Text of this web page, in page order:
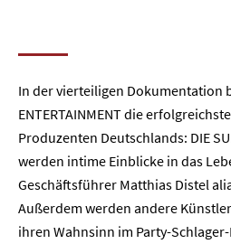
In der vierteiligen Dokumentation
ENTERTAINMENT die
Produzenten Deutschlands: DIE
werden intime Einblicke in das
Geschäftsführer Matthias Distel
Außerdem werden andere
ihren Wahnsinn im Party-